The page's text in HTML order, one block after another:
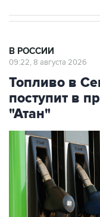
В РОССИИ
09:22, 8 августа 2026
Топливо в
поступит в
"Атан"